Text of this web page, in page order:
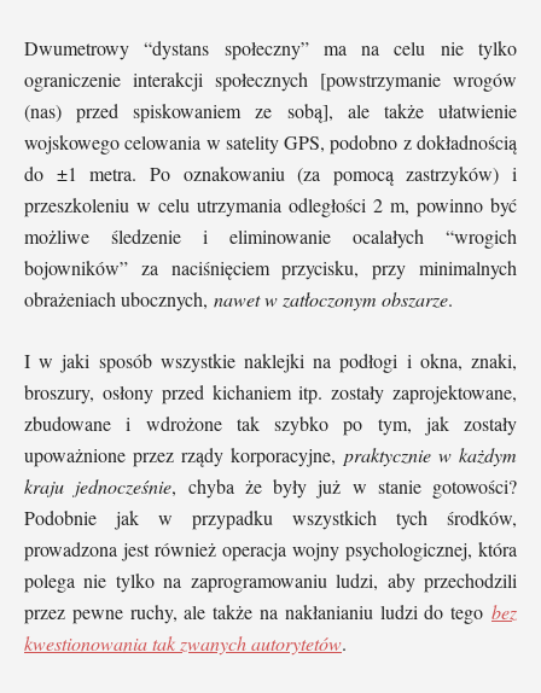
Dwumetrowy “dystans społeczny” ma na celu nie tylko
ograniczenie interakcji społecznych [powstrzymanie wrogów
(nas) przed spiskowaniem ze sobą], ale także ułatwienie
wojskowego celowania w satelity GPS, podobno z dokładnością
do ±1 metra. Po oznakowaniu (za pomocą zastrzyków) i
przeszkoleniu w celu utrzymania odległości 2 m, powinno być
możliwe śledzenie i eliminowanie ocalałych “wrogich
bojowników” za naciśnięciem przycisku, przy minimalnych
obrażeniach ubocznych, nawet w zatłoczonym obszarze.
I w jaki sposób wszystkie naklejki na podłogi i okna, znaki,
broszury, osłony przed kichaniem itp. zostały zaprojektowane,
zbudowane i wdrożone tak szybko po tym, jak zostały
upoważnione przez rządy korporacyjne, praktycznie w każdym
kraju jednocześnie, chyba że były już w stanie gotowości?
Podobnie jak w przypadku wszystkich tych środków,
prowadzona jest również operacja wojny psychologicznej, która
polega nie tylko na zaprogramowaniu ludzi, aby przechodzili
przez pewne ruchy, ale także na nakłanianiu ludzi do tego bez
kwestionowania tak zwanych autorytetów.